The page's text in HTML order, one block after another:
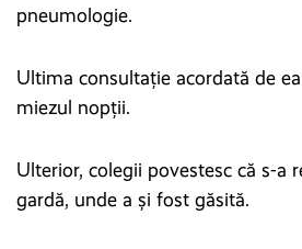
pneumologie.
Ultima consultație acordată de
miezul nopții.
Ulterior, colegii povestesc că s-a
gardă, unde a și fost găsită.